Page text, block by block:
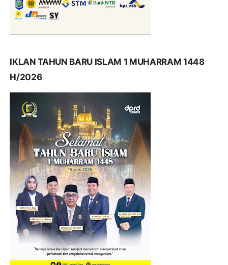
IKLAN TAHUN BARU ISLAM 1 MUHARRAM 1448
H/2026